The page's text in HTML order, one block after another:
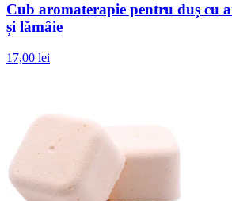
Cub aromaterapie pentru duș cu
și lămâie
17,00 lei